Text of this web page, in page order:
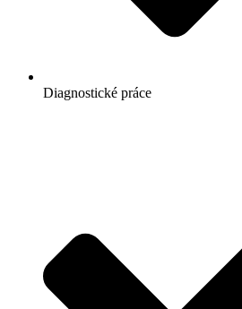
Diagnostické práce